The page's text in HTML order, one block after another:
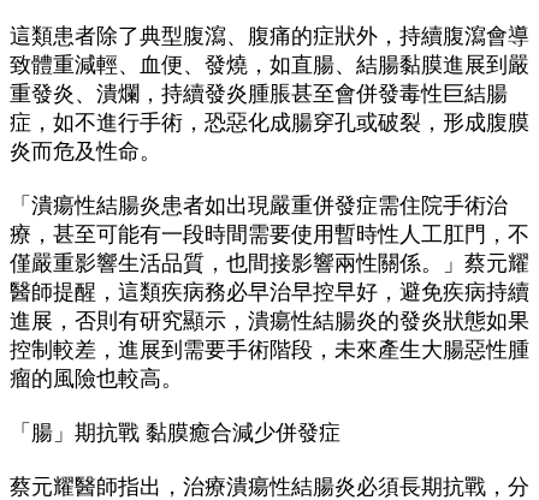
這類患者除了典型腹瀉、腹痛的症狀外，持續腹瀉會導
致體重減輕、血便、發燒，如直腸、結腸黏膜進展到嚴
重發炎、潰爛，持續發炎腫脹甚至會併發毒性巨結腸
症，如不進行手術，恐惡化成腸穿孔或破裂，形成腹膜
炎而危及性命。
「潰瘍性結腸炎患者如出現嚴重併發症需住院手術治
療，甚至可能有一段時間需要使用暫時性人工肛門，不
僅嚴重影響生活品質，也間接影響兩性關係。」蔡元耀
醫師提醒，這類疾病務必早治早控早好，避免疾病持續
進展，否則有研究顯示，潰瘍性結腸炎的發炎狀態如果
控制較差，進展到需要手術階段，未來產生大腸惡性腫
瘤的風險也較高。
「腸」期抗戰 黏膜癒合減少併發症
蔡元耀醫師指出，治療潰瘍性結腸炎必須長期抗戰，分